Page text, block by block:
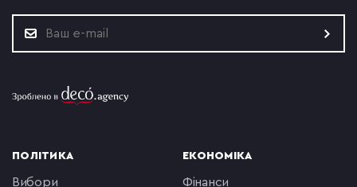
ПОЛІТИКА
вибори
ЕКОНОМІКА
фінанси